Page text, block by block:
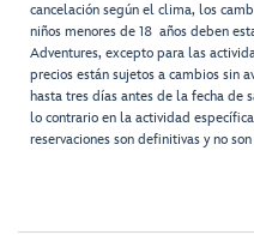
cancelación según el clima, los
niños menores de 18 años deben
Adventures, excepto para las
precios están sujetos a cambios sin
hasta tres días antes de la fecha de
lo contrario en la actividad
reservaciones son definitivas y no